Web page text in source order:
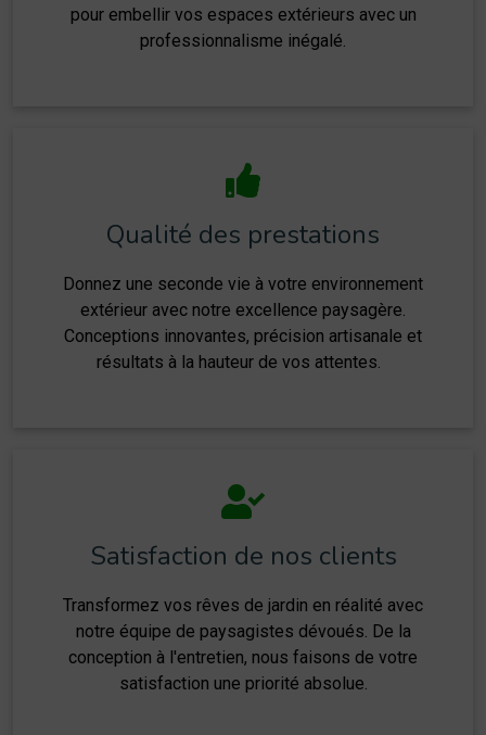
pour embellir vos espaces extérieurs avec un
professionnalisme inégalé.
Qualité des prestations
Donnez une seconde vie à votre environnement
extérieur avec notre excellence paysagère.
Conceptions innovantes, précision artisanale et
résultats à la hauteur de vos attentes.
Satisfaction de nos clients
Transformez vos rêves de jardin en réalité avec
notre équipe de paysagistes dévoués. De la
conception à l'entretien, nous faisons de votre
satisfaction une priorité absolue.